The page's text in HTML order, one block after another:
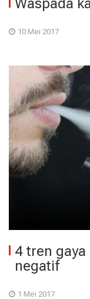
Waspada
10 Mei 2017
4 tren
negatif
1 Mei 2017